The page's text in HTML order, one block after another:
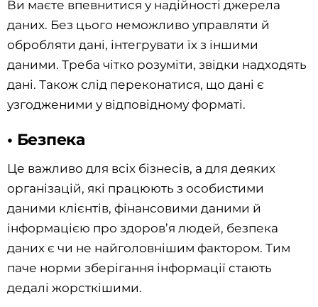
Ви маєте впевнитися у надійності джерела
даних. Без цього неможливо управляти й
обробляти дані, інтегрувати їх з іншими
даними. Треба чітко розуміти, звідки надходять
дані. Також слід переконатися, що дані є
узгодженими у відповідному форматі.
• Безпека
Це важливо для всіх бізнесів, а для деяких
організацій, які працюють з особистими
даними клієнтів, фінансовими даними й
інформацією про здоров’я людей, безпека
даних є чи не найголовнішим фактором. Тим
паче норми зберігання інформації стають
дедалі жорсткішими.